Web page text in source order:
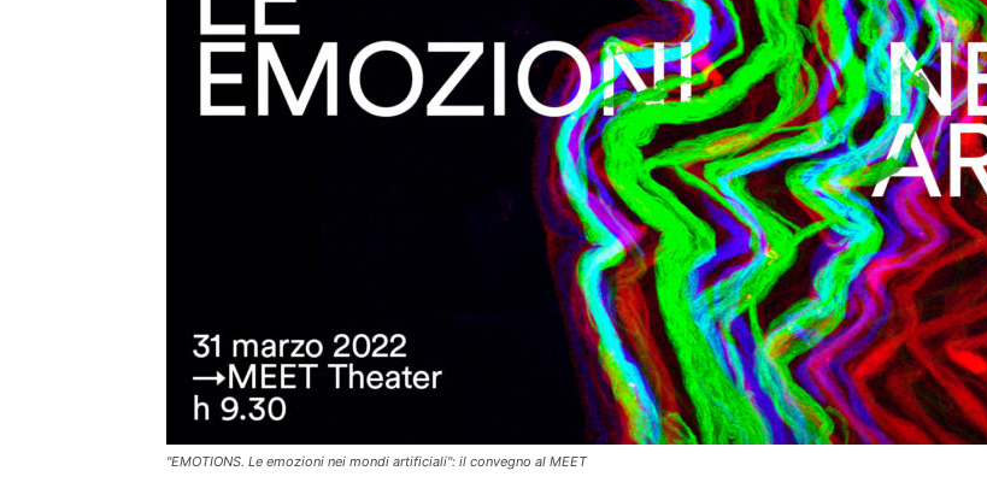
"EMOTIONS. Le emozioni nei mondi artificiali": il convegno al MEET